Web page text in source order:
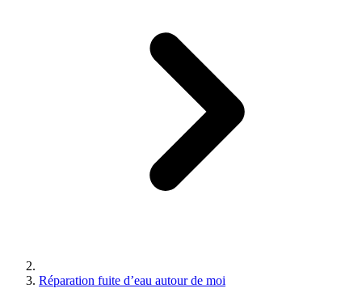
Réparation fuite d’eau autour de moi